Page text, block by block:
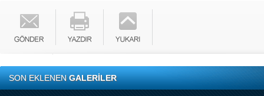
SON EKLENENGALERİLER